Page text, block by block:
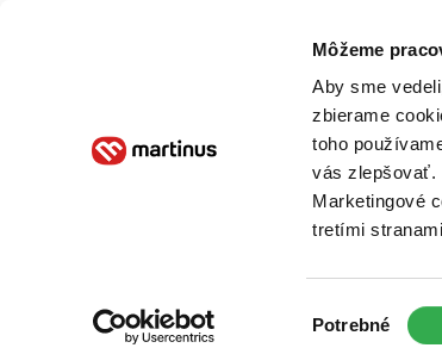
Môžeme
Aby sme
zbierame
toho
vás zlepšovať.
Marketingové
tretími
súhlasu
Potrebné
Poukážky